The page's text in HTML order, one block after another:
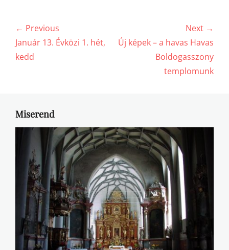
Bejegyzés
navigáció
← Previous
Previous
post:
Január 13. Évközi 1. hét,
kedd
Next →
Next
Új képek – a havas Havas
Boldogasszony
templomunk
Miserend